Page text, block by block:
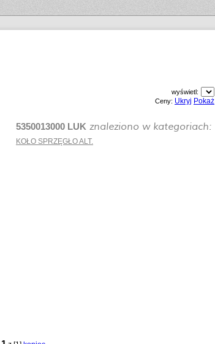
wyświetl:
Ceny: Ukryj Pokaż
5350013000 LUK znaleziono w kategoriach:
KOŁO SPRZĘGŁO ALT.